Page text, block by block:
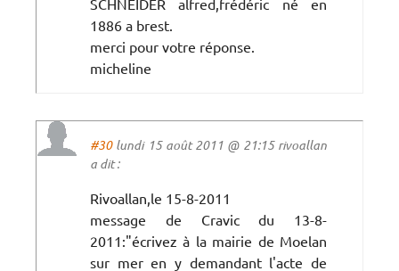
1886 a brest.
merci pour votre réponse.
micheline
#30lundi 15 août 2011 @ 21:15 rivoallan
a dit :
Rivoallan,le 15-8-2011
message de Cravic du 13-8-
2011:"écrivez à la mairie de Moelan
sur mer en y demandant l'acte de